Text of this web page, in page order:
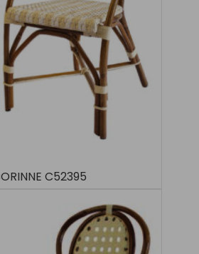
C52395